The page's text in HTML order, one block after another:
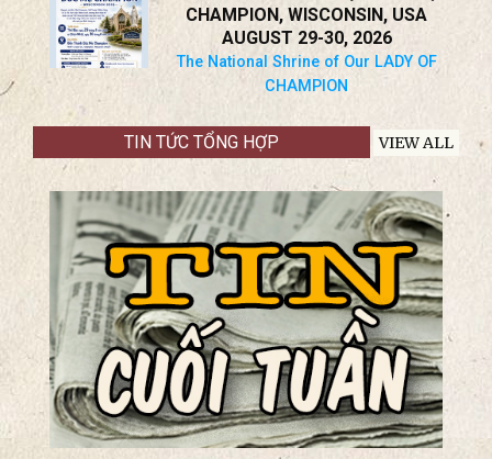
CHAMPION, WISCONSIN, USA
AUGUST 29-30, 2026
The National Shrine of Our LADY OF
CHAMPION
TIN TỨC TỔNG HỢP VIEW ALL